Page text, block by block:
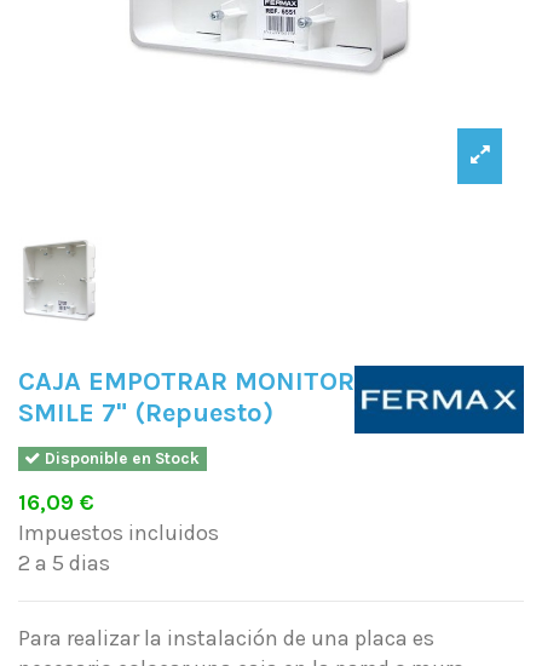
CAJA EMPOTRAR MONITOR
SMILE 7" (Repuesto)
Disponible en Stock
16,09 €
Impuestos incluidos
2 a 5 dias
Para realizar la instalación de una placa es